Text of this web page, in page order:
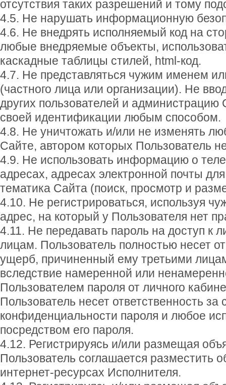
отсутствия таких разрешений и тому
4.5. Не нарушать информационную
4.6. Не внедрять исполняемый код на
любые внедряемые объекты,
каскадные таблицы стилей, html-код.
4.7. Не представляться чужим именем
(частного лица или организации). Не
других пользователей и администрацию
своей идентификации любым способом.
4.8. Не уничтожать и/или не изменять
Сайте, автором которых Пользователь
4.9. Не использовать информацию о
адресах, адресах электронной почты
тематика Сайта (поиск, просмотр и
4.10. Не регистрироваться, используя
адрес, на который у Пользователя нет
4.11. Не передавать пароль на доступ к
лицам. Пользователь полностью несет
ущерб, причиненный ему третьими
вследствие намеренной или
Пользователем пароля от личного
Пользователь несет ответственность за
конфиденциальности пароля и любое
посредством его пароля.
4.12. Регистрируясь и/или размещая
Пользователь соглашается разместить
интернет-ресурсах Исполнителя.